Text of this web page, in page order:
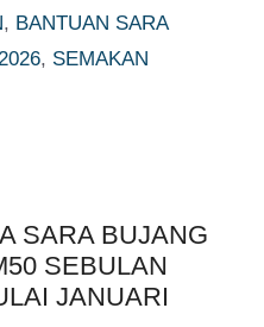
, BANTUAN SARA
, SEMAKAN
SARA BUJANG
SEBULAN
JANUARI